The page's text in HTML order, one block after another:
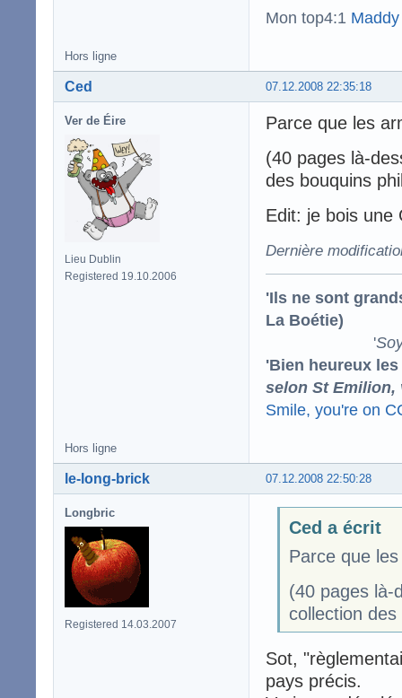
Mon top4:1
Hors ligne
07.12.2008 22:35:18
Ced
Ver de Éire
Lieu Dublin
Registered 19.10.2006
Parce que les
(40 pages là-
des bouquins
Edit: je bois
Dernière
'Ils ne sont
La Boétie)
'
'Bien heureux
selon St Emilion,
Smile, you're on
Hors ligne
07.12.2008 22:50:28
le-long-brick
Longbric
Registered 14.03.2007
Ced a écrit
Parce que
(40 pages là-
collection
Sot,
pays précis.